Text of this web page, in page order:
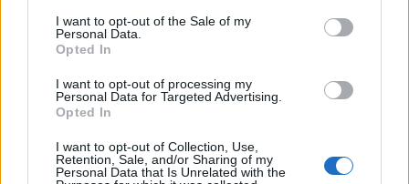
I want to opt-out of the Sale of my
Personal Data.
Opted In
I want to opt-out of processing my
Personal Data for Targeted Advertising.
Opted In
I want to opt-out of Collection, Use,
Retention, Sale, and/or Sharing of my
Personal Data that Is Unrelated with the
Article précédent
Attention aux UV : les
dangers invisibles pour
vos yeux
vue après 60 ans : conseils